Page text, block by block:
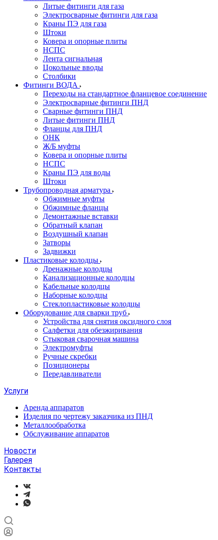
Литые фитинги для газа
Электросварные фитинги для газа
Краны ПЭ для газа
Штоки
Ковера и опорные плиты
НСПС
Лента сигнальная
Цокольные вводы
Столбики
Фитинги ВОДА
Переходы на стандартное фланцевое соединение
Электросварные фитинги ПНД
Сварные фитинги ПНД
Литые фитинги ПНД
Фланцы для ПНД
ОНК
Ж/Б муфты
Ковера и опорные плиты
НСПС
Краны ПЭ для воды
Штоки
Трубопроводная арматура
Обжимные муфты
Обжимные фланцы
Демонтажные вставки
Обратный клапан
Воздушный клапан
Затворы
Задвижки
Пластиковые колодцы
Дренажные колодцы
Канализационные колодцы
Кабельные колодцы
Наборные колодцы
Стеклопластиковые колодцы
Оборудование для сварки труб
Устройства для снятия оксидного слоя
Салфетки для обезжиривания
Стыковая сварочная машина
Электромуфты
Ручные скребки
Позиционеры
Передавливатели
Услуги
Аренда аппаратов
Изделия по чертежу заказчика из ПНД
Металлообработка
Обслуживание аппаратов
Новости
Галерея
Контакты